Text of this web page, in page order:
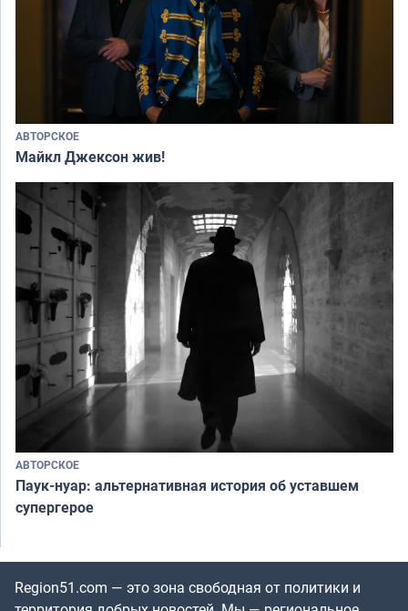
АВТОРСКОЕ
Майкл Джексон жив!
АВТОРСКОЕ
Паук-нуар: альтернативная история об уставшем
супергерое
Region51.com — это зона свободная от политики и